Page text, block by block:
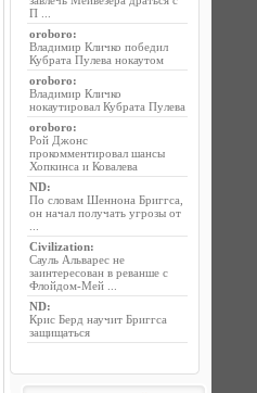
П ...
oroboro:
Владимир Кличко победил
Кубрата Пулева нокаутом
oroboro:
Владимир Кличко
нокаутировал Кубрата Пулева
oroboro:
Рой Джонс
прокомментировал шансы
Хопкинса и Ковалева
ND:
По словам Шеннона Бриггса,
он начал получать угрозы от
Civilization:
Сауль Альварес не
заинтересован в реванше с
Флойдом-Мей ...
ND:
Крис Берд научит Бриггса
защищаться